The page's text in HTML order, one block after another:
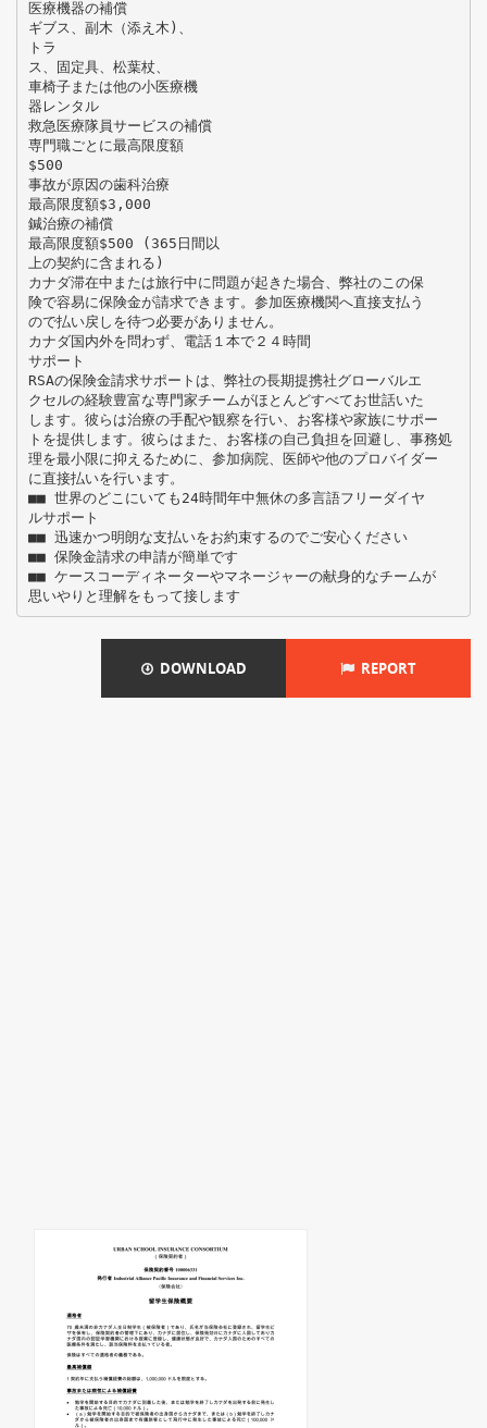
医療機器の補償
ギブス、副木（添え木)、
トラ
ス、固定具、松葉杖、
車椅子または他の小医療機
器レンタル
救急医療隊員サービスの補償
専門職ごとに最高限度額
$500
事故が原因の歯科治療
最高限度額$3,000
鍼治療の補償
最高限度額$500 (365日間以
上の契約に含まれる)
カナダ滞在中または旅行中に問題が起きた場合、弊社のこの保
険で容易に保険金が請求できます。参加医療機関へ直接支払う
ので払い戻しを待つ必要がありません。
カナダ国内外を問わず、電話１本で２４時間
サポート
RSAの保険金請求サポートは、弊社の長期提携社グローバルエ
クセルの経験豊富な専門家チームがほとんどすべてお世話いた
します。彼らは治療の手配や観察を行い、お客様や家族にサポー
トを提供します。彼らはまた、お客様の自己負担を回避し、事務処
理を最小限に抑えるために、参加病院、医師や他のプロバイダー
に直接払いを行います。
■■ 世界のどこにいても24時間年中無休の多言語フリーダイヤ
ルサポート
■■ 迅速かつ明朗な支払いをお約束するのでご安心ください
■■ 保険金請求の申請が簡単です
■■ ケースコーディネーターやマネージャーの献身的なチームが
DOWNLOAD REPORT